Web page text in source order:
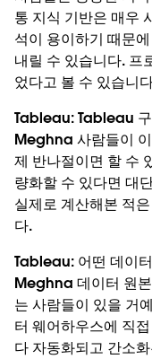
통 지식 기반은 매우
석이 용이하기 때문
내릴 수 있습니다. 프
었다고 볼 수 있습니
Tableau:Tableau
Meghna 사람들이
제 반나절이면 할 수
량화할 수 있다면 대
실제로 계산해본 적
다.
Tableau: 어떤 데이
Meghna 데이터 원
는 사람들이 있을 거
터 웨어하우스에 직
다 자동화되고 간소